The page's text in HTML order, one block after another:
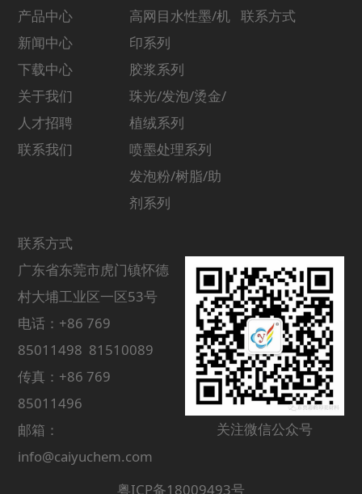
产品中心
新闻中心
下载中心
关于我们
人才招聘
联系我们
高网目水性墨/机
印系列
胶浆系列
珠光/发泡/烫金/
植绒系列
喷墨处理系列
发泡粉/树脂/助
剂系列
联系方式
联系方式
广东省东莞市虎门镇怀德
村大埔工业区一区53号
电话：+86 769
85011498 81510089
传真：+86 769
85011496
邮箱：
info@caiyuchem.com
关注微信公众号
粤ICP备18009493号